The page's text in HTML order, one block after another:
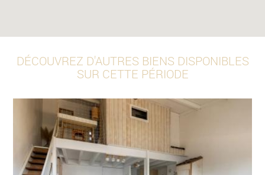
DÉCOUVREZ D'AUTRES BIENS DISPONIBLES
SUR CETTE PÉRIODE